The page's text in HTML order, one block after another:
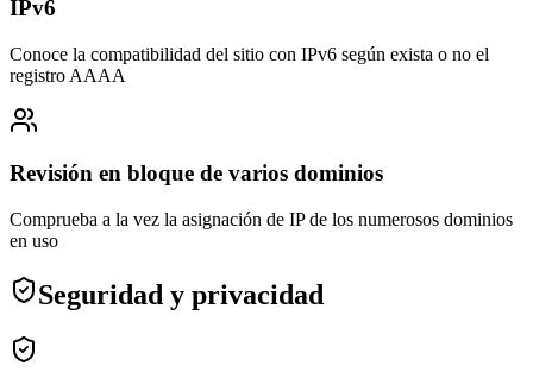
IPv6
Conoce la compatibilidad del sitio con IPv6 según exista o no el
registro AAAA
Revisión en bloque de varios dominios
Comprueba a la vez la asignación de IP de los numerosos dominios
en uso
Seguridad y privacidad